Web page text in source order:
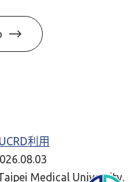
利用
Medical University.